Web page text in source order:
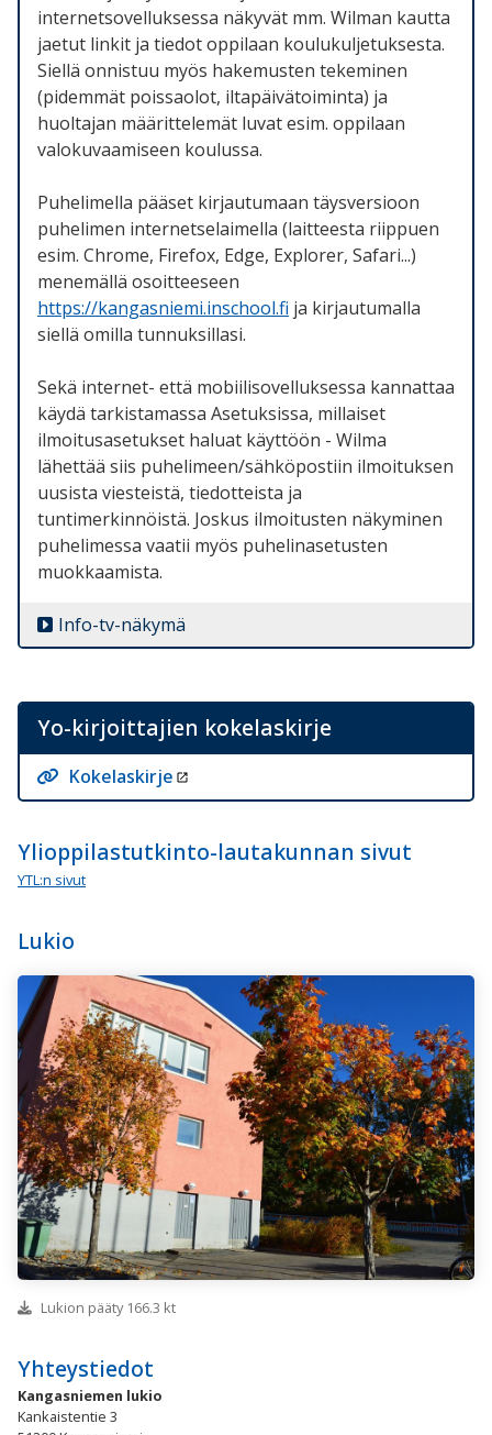
internetsovelluksessa näkyvät mm. Wilman kautta
jaetut linkit ja tiedot oppilaan koulukuljetuksesta.
Siellä onnistuu myös hakemusten tekeminen
(pidemmät poissaolot, iltapäivätoiminta) ja
huoltajan määrittelemät luvat esim. oppilaan
valokuvaamiseen koulussa.
Puhelimella pääset kirjautumaan täysversioon
puhelimen internetselaimella (laitteesta riippuen
esim. Chrome, Firefox, Edge, Explorer, Safari...)
menemällä osoitteeseen
https://kangasniemi.inschool.fi ja kirjautumalla
siellä omilla tunnuksillasi.
Sekä internet- että mobiilisovelluksessa kannattaa
käydä tarkistamassa Asetuksissa, millaiset
ilmoitusasetukset haluat käyttöön - Wilma
lähettää siis puhelimeen/sähköpostiin ilmoituksen
uusista viesteistä, tiedotteista ja
tuntimerkinnöistä. Joskus ilmoitusten näkyminen
puhelimessa vaatii myös puhelinasetusten
muokkaamista.
Info-tv-näkymä
Yo-kirjoittajien kokelaskirje
Kokelaskirje
Ylioppilastutkinto-lautakunnan sivut
YTL:n sivut
Lukio
Lukion pääty 166.3 kt
Yhteystiedot
Kangasniemen lukio
Kankaistentie 3